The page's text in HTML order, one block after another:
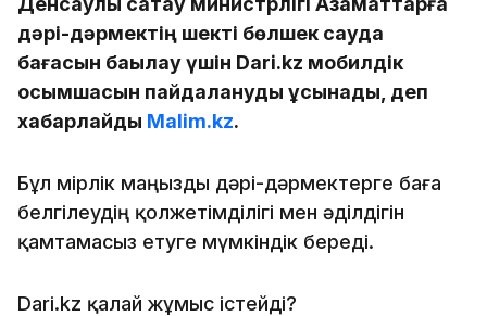
дәрі-дәрмектің шекті бөлшек сауда
бағасын бақылау үшін Dari.kz мобилдік
қосымшасын пайдалануды ұсынады, деп
хабарлайды Malim.kz.
Бұл өмірлік маңызды дәрі-дәрмектерге баға
белгілеудің қолжетімділігі мен әділдігін
қамтамасыз етуге мүмкіндік береді.
Dari.kz қалай жұмыс істейді?